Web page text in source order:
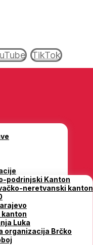
TikTok
podrinjski Kanton
neretvanski kanton
kanton
Luka
organizacija Brčko